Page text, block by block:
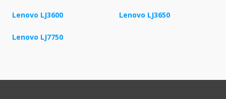
Lenovo LJ3600 Lenovo LJ3650
Lenovo LJ7750